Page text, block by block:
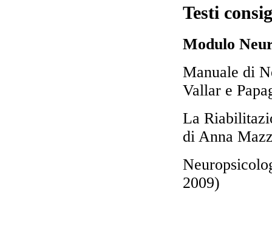
Testi
Modulo
Manuale di
Vallar e
La
di Anna
2009)